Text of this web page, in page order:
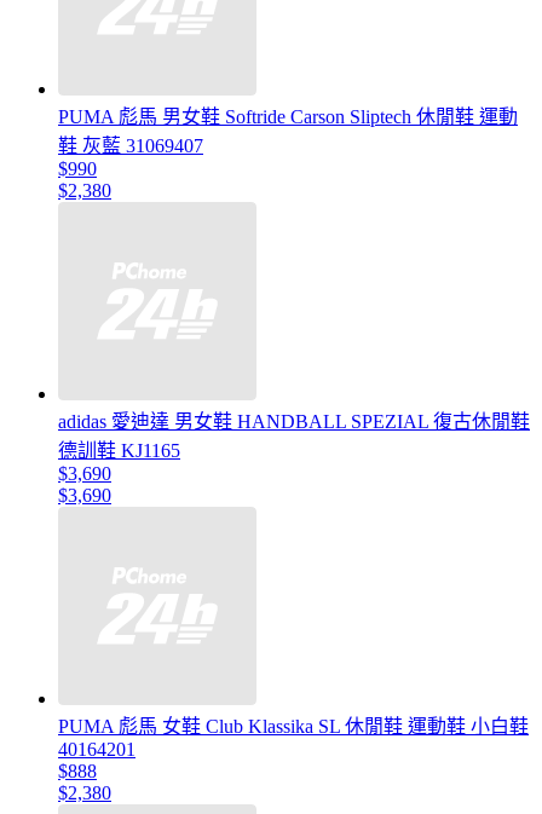
PUMA 彪馬 男女鞋 Softride Carson Sliptech 休閒鞋 運動
鞋 灰藍 31069407
$990
$2,380
adidas 愛迪達 男女鞋 HANDBALL SPEZIAL 復古休閒鞋
德訓鞋 KJ1165
$3,690
$3,690
PUMA 彪馬 女鞋 Club Klassika SL 休閒鞋 運動鞋 小白鞋
40164201
$888
$2,380